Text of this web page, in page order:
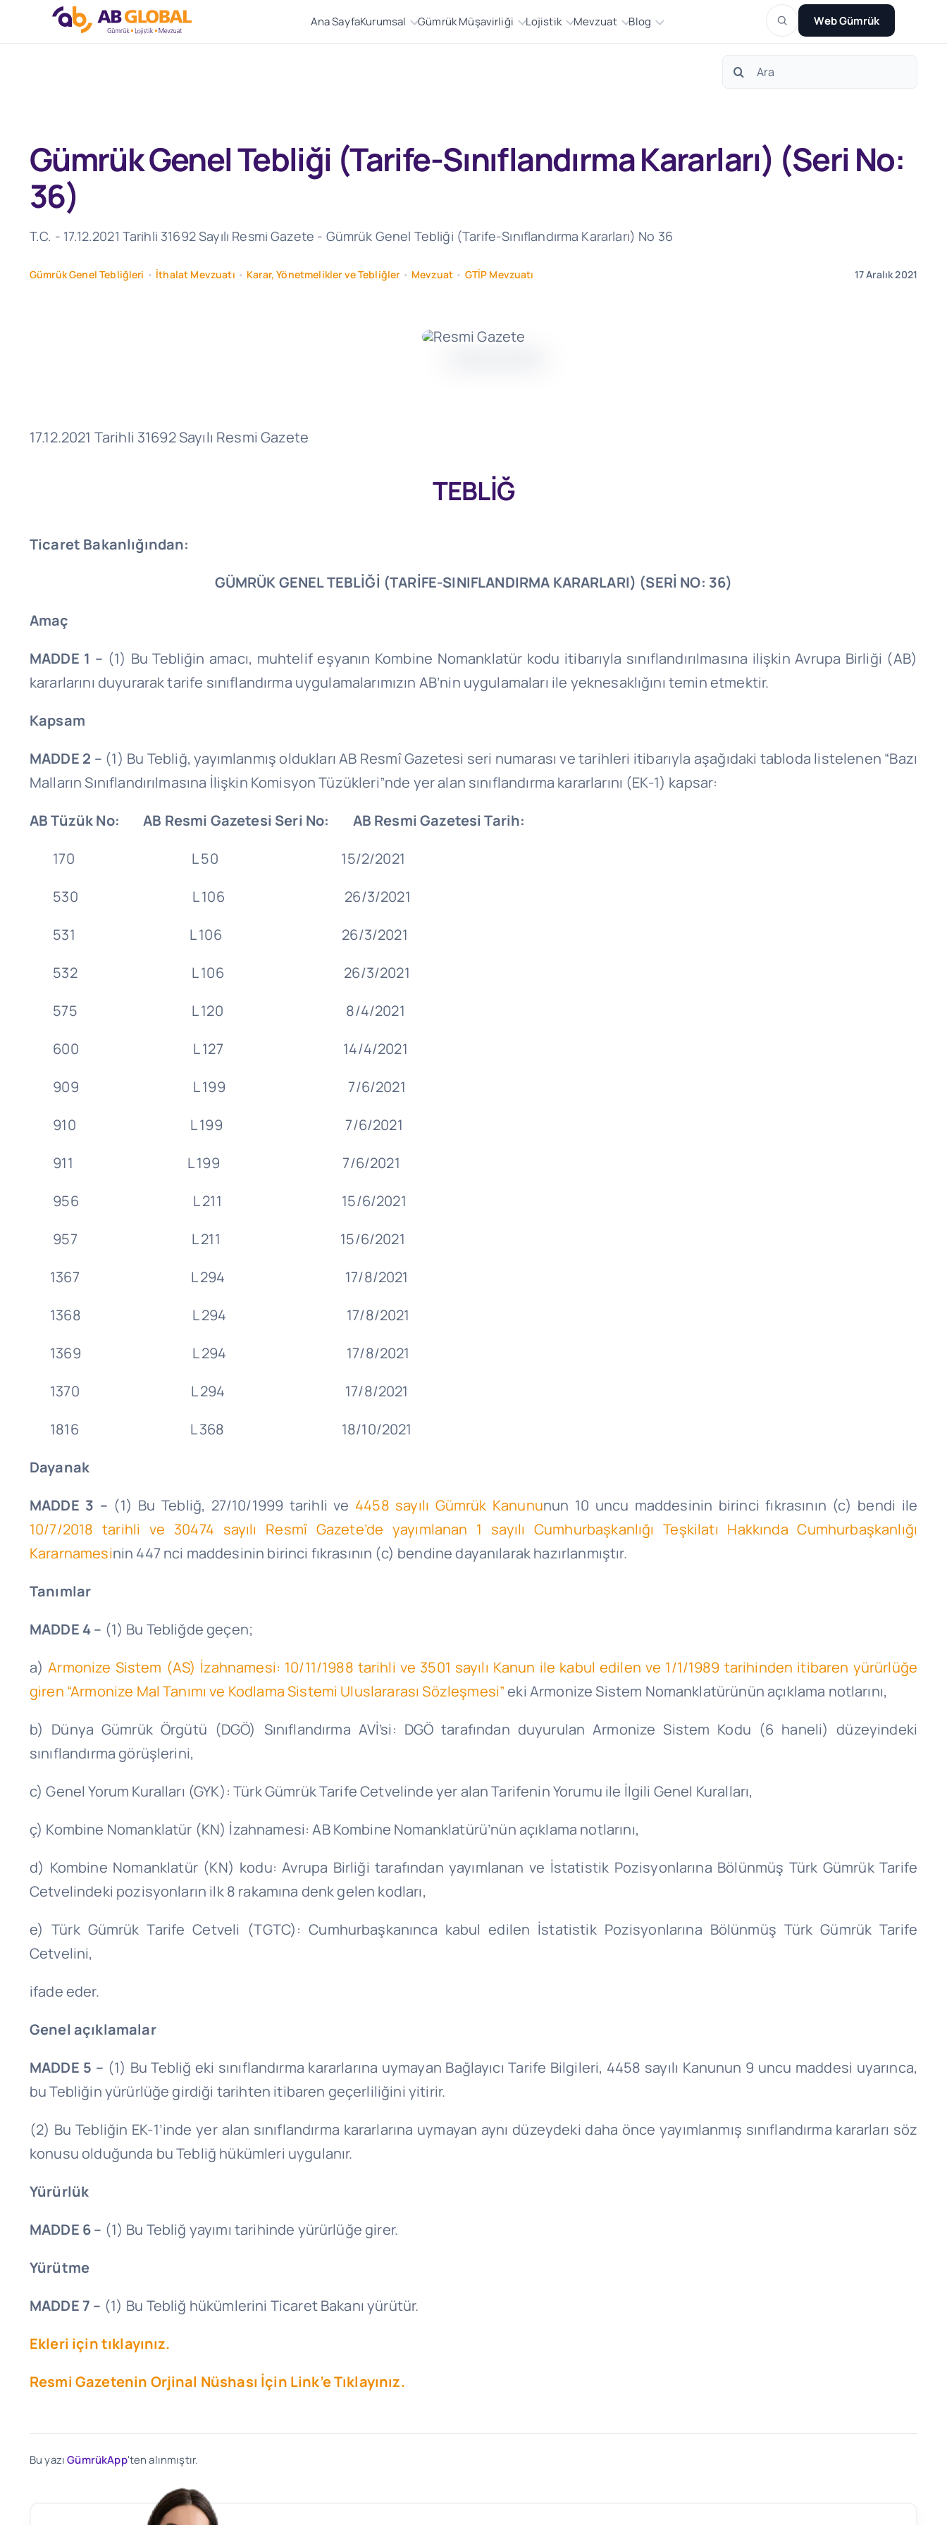
Ana SayfaKurumsal Gümrük Müşavirliği Lojistik Mevzuat Blog Web Gümrük
Search
Gümrük Genel Tebliği (Tarife-Sınıflandırma Kararları) (Seri No:
36)
T.C. - 17.12.2021 Tarihli 31692 Sayılı Resmi Gazete - Gümrük Genel Tebliği (Tarife-Sınıflandırma Kararları) No 36
Gümrük Genel Tebliğleri • İthalat Mevzuatı • Karar, Yönetmelikler ve Tebliğler • Mevzuat • GTİP Mevzuatı 17 Aralık 2021
17.12.2021 Tarihli 31692 Sayılı Resmi Gazete
TEBLİĞ
Ticaret Bakanlığından:
GÜMRÜK GENEL TEBLİĞİ (TARİFE-SINIFLANDIRMA KARARLARI) (SERİ NO: 36)
Amaç
MADDE 1 – (1) Bu Tebliğin amacı, muhtelif eşyanın Kombine Nomanklatür kodu itibarıyla sınıflandırılmasına ilişkin Avrupa Birliği (AB)
kararlarını duyurarak tarife sınıflandırma uygulamalarımızın AB’nin uygulamaları ile yeknesaklığını temin etmektir.
Kapsam
MADDE 2 – (1) Bu Tebliğ, yayımlanmış oldukları AB Resmî Gazetesi seri numarası ve tarihleri itibarıyla aşağıdaki tabloda listelenen “Bazı
Malların Sınıflandırılmasına İlişkin Komisyon Tüzükleri”nde yer alan sınıflandırma kararlarını (EK-1) kapsar:
AB Tüzük No: AB Resmi Gazetesi Seri No: AB Resmi Gazetesi Tarih:
170 L 50 15/2/2021
530 L 106 26/3/2021
531 L 106 26/3/2021
532 L 106 26/3/2021
575 L 120 8/4/2021
600 L 127 14/4/2021
909 L 199 7/6/2021
910 L 199 7/6/2021
911 L 199 7/6/2021
956 L 211 15/6/2021
957 L 211 15/6/2021
1367 L 294 17/8/2021
1368 L 294 17/8/2021
1369 L 294 17/8/2021
1370 L 294 17/8/2021
1816 L 368 18/10/2021
Dayanak
MADDE 3 – (1) Bu Tebliğ, 27/10/1999 tarihli ve 4458 sayılı Gümrük Kanununun 10 uncu maddesinin birinci fıkrasının (c) bendi ile
10/7/2018 tarihli ve 30474 sayılı Resmî Gazete’de yayımlanan 1 sayılı Cumhurbaşkanlığı Teşkilatı Hakkında Cumhurbaşkanlığı
Kararnamesinin 447 nci maddesinin birinci fıkrasının (c) bendine dayanılarak hazırlanmıştır.
Tanımlar
MADDE 4 – (1) Bu Tebliğde geçen;
a)Armonize Sistem (AS) İzahnamesi: 10/11/1988 tarihli ve 3501 sayılı Kanun ile kabul edilen ve 1/1/1989 tarihinden itibaren yürürlüğe
giren “Armonize Mal Tanımı ve Kodlama Sistemi Uluslararası Sözleşmesi”eki Armonize Sistem Nomanklatürünün açıklama notlarını,
b) Dünya Gümrük Örgütü (DGÖ) Sınıflandırma AVİ’si: DGÖ tarafından duyurulan Armonize Sistem Kodu (6 haneli) düzeyindeki
sınıflandırma görüşlerini,
c) Genel Yorum Kuralları (GYK): Türk Gümrük Tarife Cetvelinde yer alan Tarifenin Yorumu ile İlgili Genel Kuralları,
ç) Kombine Nomanklatür (KN) İzahnamesi: AB Kombine Nomanklatürü’nün açıklama notlarını,
d) Kombine Nomanklatür (KN) kodu: Avrupa Birliği tarafından yayımlanan ve İstatistik Pozisyonlarına Bölünmüş Türk Gümrük Tarife
Cetvelindeki pozisyonların ilk 8 rakamına denk gelen kodları,
e) Türk Gümrük Tarife Cetveli (TGTC): Cumhurbaşkanınca kabul edilen İstatistik Pozisyonlarına Bölünmüş Türk Gümrük Tarife
Cetvelini,
ifade eder.
Genel açıklamalar
MADDE 5 – (1) Bu Tebliğ eki sınıflandırma kararlarına uymayan Bağlayıcı Tarife Bilgileri, 4458 sayılı Kanunun 9 uncu maddesi uyarınca,
bu Tebliğin yürürlüğe girdiği tarihten itibaren geçerliliğini yitirir.
(2) Bu Tebliğin EK-1’inde yer alan sınıflandırma kararlarına uymayan aynı düzeydeki daha önce yayımlanmış sınıflandırma kararları söz
konusu olduğunda bu Tebliğ hükümleri uygulanır.
Yürürlük
MADDE 6 – (1) Bu Tebliğ yayımı tarihinde yürürlüğe girer.
Yürütme
MADDE 7 – (1) Bu Tebliğ hükümlerini Ticaret Bakanı yürütür.
Ekleri için tıklayınız.
Resmi Gazetenin Orjinal Nüshası İçin Link’e Tıklayınız.
Bu yazıGümrükApp'ten alınmıştır.